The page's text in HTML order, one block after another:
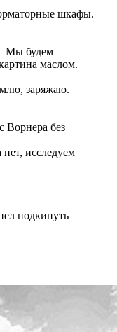
шкафы.
Мы будем
маслом.
заряжаю.
Ворнера без
исследуем
подкинуть